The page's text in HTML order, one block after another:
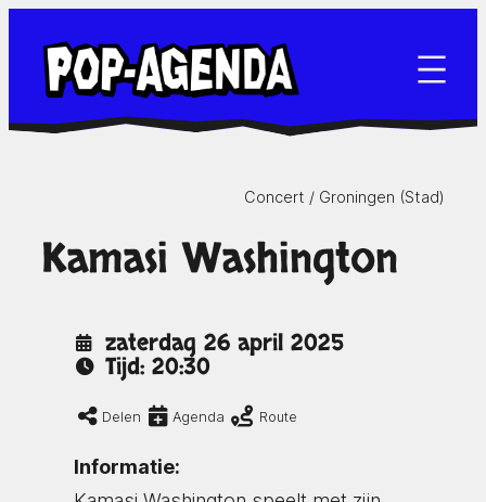
naar
inhoud
Concert / Groningen (Stad)
Kamasi Washington
zaterdag 26 april 2025
Tijd: 20:30
Delen Agenda Route
Informatie: